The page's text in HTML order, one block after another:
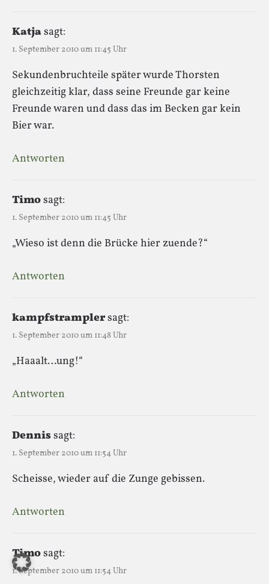
Katjasagt:
1. September 2010 um 11:45 Uhr
Sekundenbruchteile später wurde Thorsten
gleichzeitig klar, dass seine Freunde gar keine
Freunde waren und dass das im Becken gar kein
Bier war.
Antworten
Timosagt:
1. September 2010 um 11:45 Uhr
„Wieso ist denn die Brücke hier zuende?“
Antworten
kampfstramplersagt:
1. September 2010 um 11:48 Uhr
„Haaalt…ung!“
Antworten
Dennissagt:
1. September 2010 um 11:54 Uhr
Scheisse, wieder auf die Zunge gebissen.
Antworten
Timosagt:
1. September 2010 um 11:54 Uhr